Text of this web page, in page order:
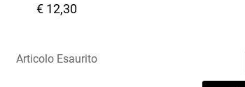
€ 12,30
Articolo Esaurito